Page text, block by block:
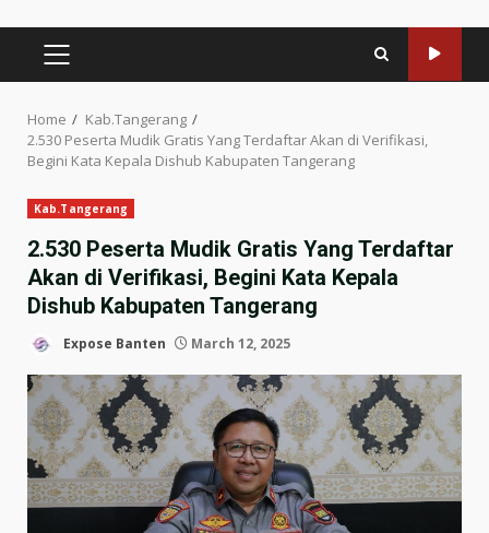
PRIMARY
MENU
Home
Kab.Tangerang
2.530 Peserta Mudik Gratis Yang Terdaftar Akan di Verifikasi,
Begini Kata Kepala Dishub Kabupaten Tangerang
Kab.Tangerang
2.530 Peserta Mudik Gratis Yang Terdaftar
Akan di Verifikasi, Begini Kata Kepala
Dishub Kabupaten Tangerang
Expose Banten March 12, 2025